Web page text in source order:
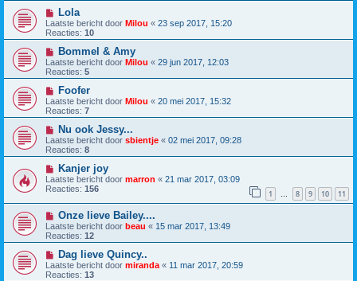
Lola
Laatste bericht door Milou « 23 sep 2017, 15:20
Reacties: 10
Bommel & Amy
Laatste bericht door Milou « 29 jun 2017, 12:03
Reacties: 5
Foofer
Laatste bericht door Milou « 20 mei 2017, 15:32
Reacties: 7
Nu ook Jessy...
Laatste bericht door sbientje « 02 mei 2017, 09:28
Reacties: 8
Kanjer joy
Laatste bericht door marron « 21 mar 2017, 03:09
Reacties: 156 1 … 8 9 10 11
Onze lieve Bailey....
Laatste bericht door beau « 15 mar 2017, 13:49
Reacties: 12
Dag lieve Quincy..
Laatste bericht door miranda « 11 mar 2017, 20:59
Reacties: 13